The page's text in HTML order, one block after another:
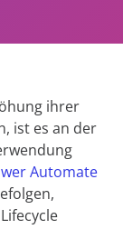
ihrer
ist es an der
Automate